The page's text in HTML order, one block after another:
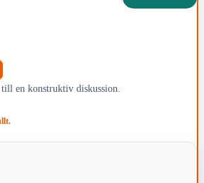
en konstruktiv diskussion.